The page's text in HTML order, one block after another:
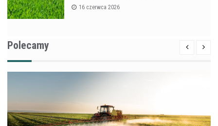
16 czerwca 2026
Polecamy